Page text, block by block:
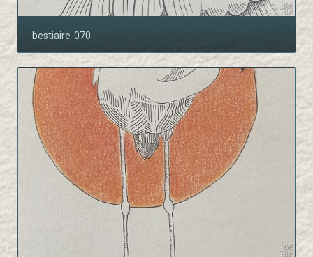
bestiaire-070